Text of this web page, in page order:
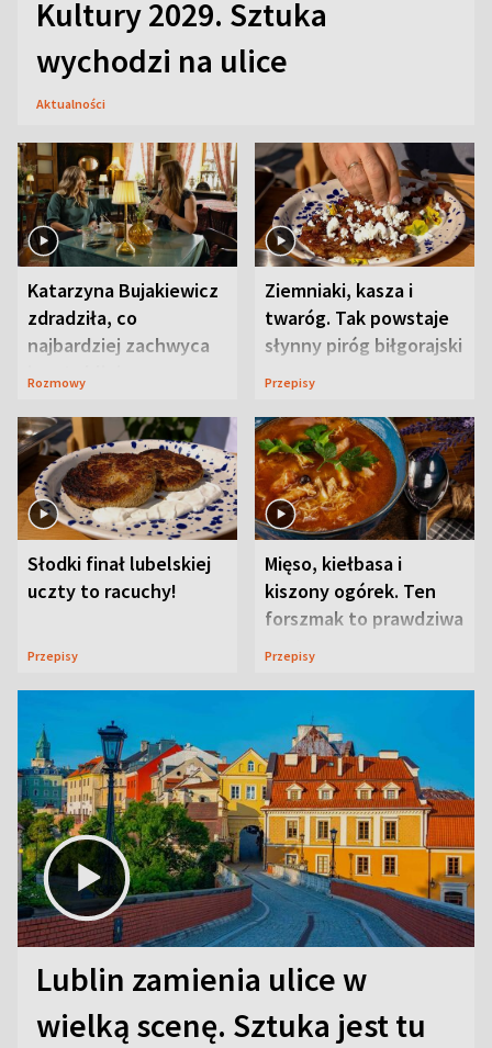
Kultury 2029. Sztuka
wychodzi na ulice
Aktualności
Katarzyna Bujakiewicz
zdradziła, co
najbardziej zachwyca
ją w Lublinie
Rozmowy
Ziemniaki, kasza i
twaróg. Tak powstaje
słynny piróg biłgorajski
Przepisy
Słodki finał lubelskiej
uczty to racuchy!
Przepisy
Mięso, kiełbasa i
kiszony ogórek. Ten
forszmak to prawdziwa
uczta
Przepisy
Lublin zamienia ulice w
wielką scenę. Sztuka jest tu